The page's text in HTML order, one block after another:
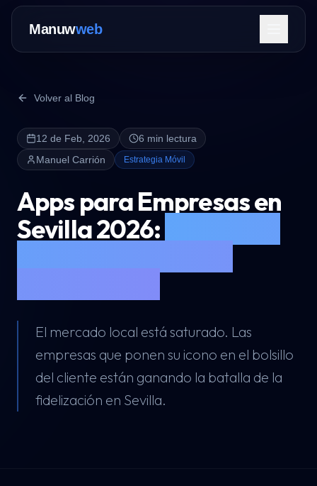
Manuwweb
Servicios
Volver al Blog
12 de Feb, 2026
6 min lectura
Manuel Carrión
Estrategia Móvil
Apps para Empresas en
Sevilla 2026:
El mercado local está saturado. Las
empresas que ponen su icono en el bolsillo
del cliente están ganando la batalla de la
fidelización en Sevilla.